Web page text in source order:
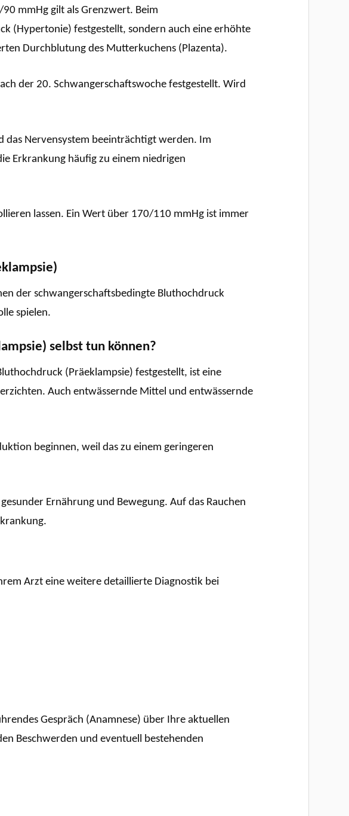
mmHg gilt als Grenzwert. Beim
(Hypertonie) festgestellt, sondern auch eine erhöhte
Durchblutung des Mutterkuchens (Plazenta).
der 20. Schwangerschaftswoche festgestellt. Wird
das Nervensystem beeinträchtigt werden. Im
Erkrankung häufig zu einem niedrigen
lassen. Ein Wert über 170/110 mmHg ist immer
der schwangerschaftsbedingte Bluthochdruck
spielen.
selbst tun können?
(Präeklampsie) festgestellt, ist eine
Auch entwässernde Mittel und entwässernde
beginnen, weil das zu einem geringeren
Ernährung und Bewegung. Auf das Rauchen
Arzt eine weitere detaillierte Diagnostik bei
Gespräch (Anamnese) über Ihre aktuellen
Beschwerden und eventuell bestehenden